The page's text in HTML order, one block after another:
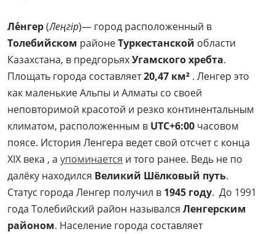
Ле́нгер(Леңгір)— город расположенный в
Толебийском районеТуркестанской области
Казахстана, в предгорьяхУгамского хребта.
Площать города составляет20,47 км² . Ленгер это
как маленькие Альпы и Алматы со своей
неповторимой красотой и резко континентальным
климатом, расположенным в UTC+6:00 часовом
поясе. История Ленгера ведет свой отсчет с конца
XIX века , а упоминается и того ранее. Ведь не по
далёку находился Великий Шёлковый путь.
Статус города Ленгер получил в 1945 году. До 1991
года Толебийский район назывался Ленгерским
районом. Население города составляет